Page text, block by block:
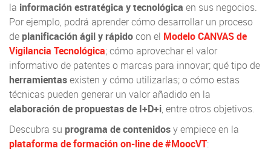
la información estratégica y tecnológica en sus negocios.
Por ejemplo, podrá aprender cómo desarrollar un proceso
de planificación ágil y rápidocon el Modelo CANVAS de
Vigilancia Tecnológica; cómo aprovechar el valor
informativo de patentes o marcas para innovar; qué tipo de
herramientasexisten y cómo utilizarlas; o cómo estas
técnicas pueden generar un valor añadido en la
elaboración de propuestas de I+D+i, entre otros objetivos.
Descubra su programa de contenidosy empiece en la
plataforma de formación on-line de #MoocVT: